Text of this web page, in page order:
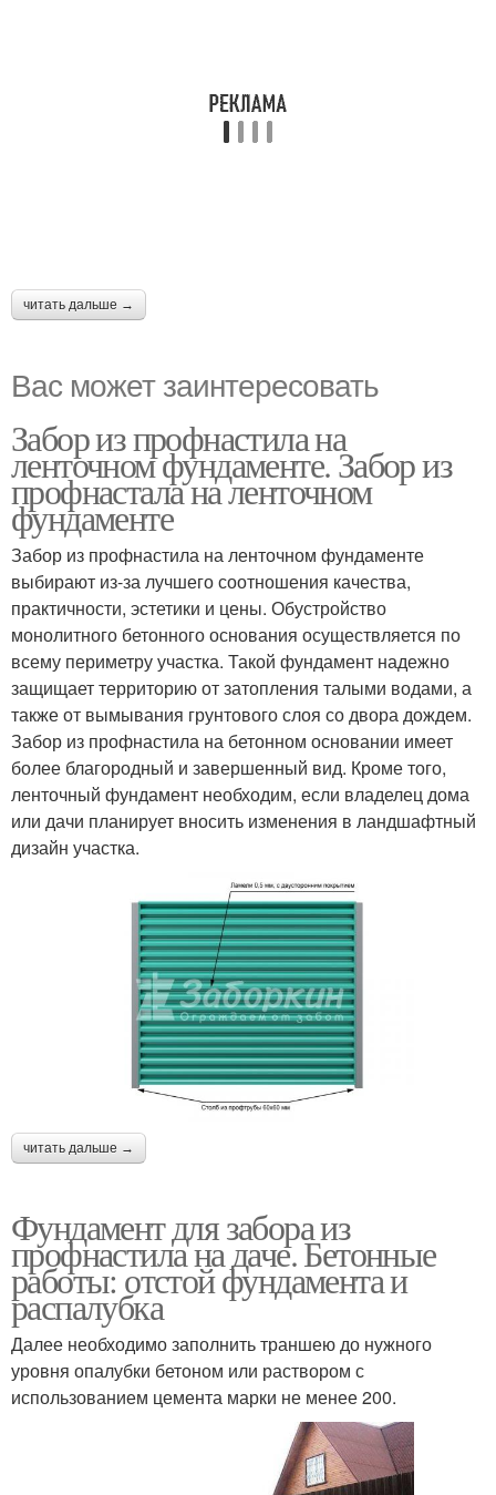
читать дальше →
Вас может заинтересовать
Забор из профнастила на
ленточном фундаменте. Забор из
профнастала на ленточном
фундаменте
Забор из профнастила на ленточном фундаменте
выбирают из-за лучшего соотношения качества,
практичности, эстетики и цены. Обустройство
монолитного бетонного основания осуществляется по
всему периметру участка. Такой фундамент надежно
защищает территорию от затопления талыми водами, а
также от вымывания грунтового слоя со двора дождем.
Забор из профнастила на бетонном основании имеет
более благородный и завершенный вид. Кроме того,
ленточный фундамент необходим, если владелец дома
или дачи планирует вносить изменения в ландшафтный
дизайн участка.
читать дальше →
Фундамент для забора из
профнастила на даче. Бетонные
работы: отстой фундамента и
распалубка
Далее необходимо заполнить траншею до нужного
уровня опалубки бетоном или раствором с
использованием цемента марки не менее 200.